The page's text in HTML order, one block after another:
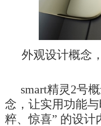
外观设计概念
smart精灵2号
念，让实用功能
粹、惊喜” 的设